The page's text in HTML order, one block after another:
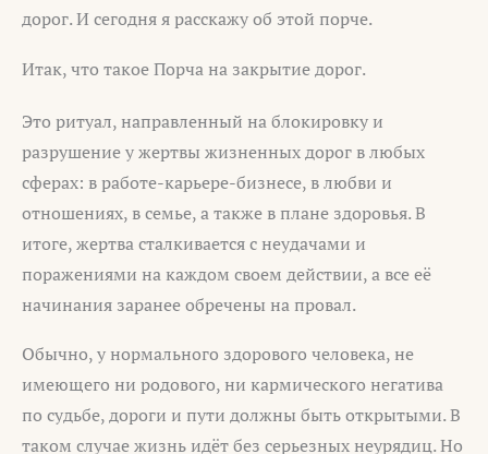
дорог. И сегодня я расскажу об этой порче.
Итак, что такое Порча на закрытие дорог.
Это ритуал, направленный на блокировку и
разрушение у жертвы жизненных дорог в любых
сферах: в работе-карьере-бизнесе, в любви и
отношениях, в семье, а также в плане здоровья. В
итоге, жертва сталкивается с неудачами и
поражениями на каждом своем действии, а все её
начинания заранее обречены на провал.
Обычно, у нормального здорового человека, не
имеющего ни родового, ни кармического негатива
по судьбе, дороги и пути должны быть открытыми. В
таком случае жизнь идёт без серьезных неурядиц. Но